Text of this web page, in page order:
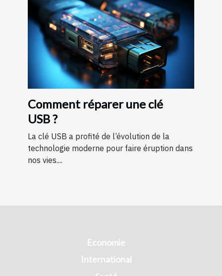
Comment réparer une clé
USB ?
La clé USB a profité de l’évolution de la
technologie moderne pour faire éruption dans
nos vies....
Economie
International